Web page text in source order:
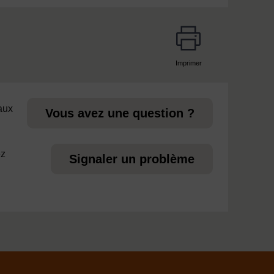
Imprimer
Vous avez une question ?
Signaler un problème